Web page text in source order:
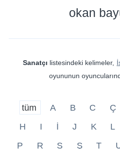
okan
Sanatçı listesindeki kelimeler,
oyununun
tüm A B C Ç
H
I İ J K L
P
R S Ş T